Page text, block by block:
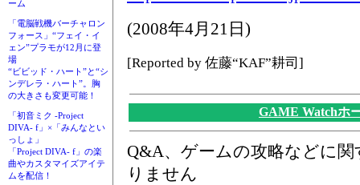
ーム
「電脳戦機バーチャロン
フォース」“フェイ・イ
ェン”プラモが12月に登
場
“ビビッド・ハート”と“シ
ンデレラ・ハート”。胸
の大きさも変更可能！
「初音ミク -Project
DIVA- f」×「みんなとい
っしょ」
「Project DIVA- f」の楽
曲やカスタマイズアイテ
ムを配信！
(2008年4月21日)
[Reported by 佐藤“KAF”耕司]
GAME Watchホ
Q&A、ゲームの攻略などに
りません